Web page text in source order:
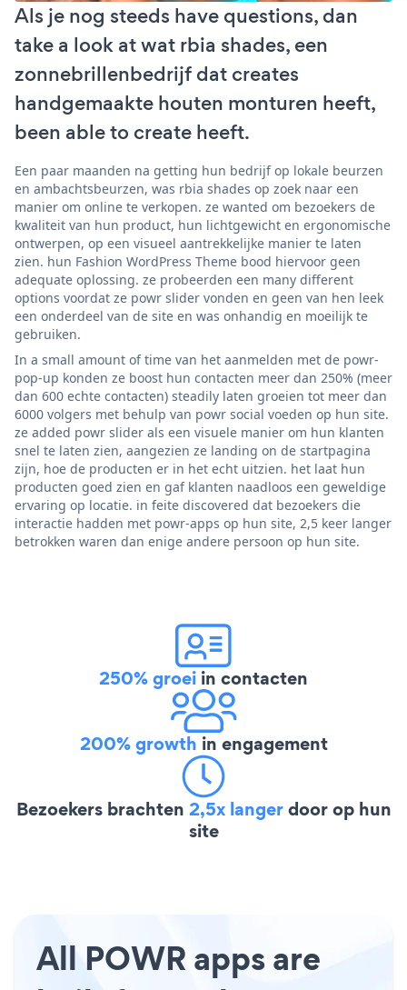
Als je nog steeds have questions, dan
take a look at wat rbia shades, een
zonnebrillenbedrijf dat creates
handgemaakte houten monturen heeft,
been able to create heeft.
Een paar maanden na getting hun bedrijf op lokale beurzen
en ambachtsbeurzen, was rbia shades op zoek naar een
manier om online te verkopen. ze wanted om bezoekers de
kwaliteit van hun product, hun lichtgewicht en ergonomische
ontwerpen, op een visueel aantrekkelijke manier te laten
zien. hun Fashion WordPress Theme bood hiervoor geen
adequate oplossing. ze probeerden een many different
options voordat ze powr slider vonden en geen van hen leek
een onderdeel van de site en was onhandig en moeilijk te
gebruiken.
In a small amount of time van het aanmelden met de powr-
pop-up konden ze boost hun contacten meer dan 250% (meer
dan 600 echte contacten) steadily laten groeien tot meer dan
6000 volgers met behulp van powr social voeden op hun site.
ze added powr slider als een visuele manier om hun klanten
snel te laten zien, aangezien ze landing on de startpagina
zijn, hoe de producten er in het echt uitzien. het laat hun
producten goed zien en gaf klanten naadloos een geweldige
ervaring op locatie. in feite discovered dat bezoekers die
interactie hadden met powr-apps op hun site, 2,5 keer langer
betrokken waren dan enige andere persoon op hun site.
250% groei in contacten
200% growth in engagement
Bezoekers brachten 2,5x langerdoor op hun
site
All POWR apps are